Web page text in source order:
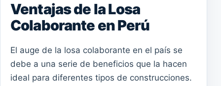
Ventajas de la Losa
Colaborante en Perú
El auge de la losa colaborante en el país se
debe a una serie de beneficios que la hacen
ideal para diferentes tipos de construcciones.